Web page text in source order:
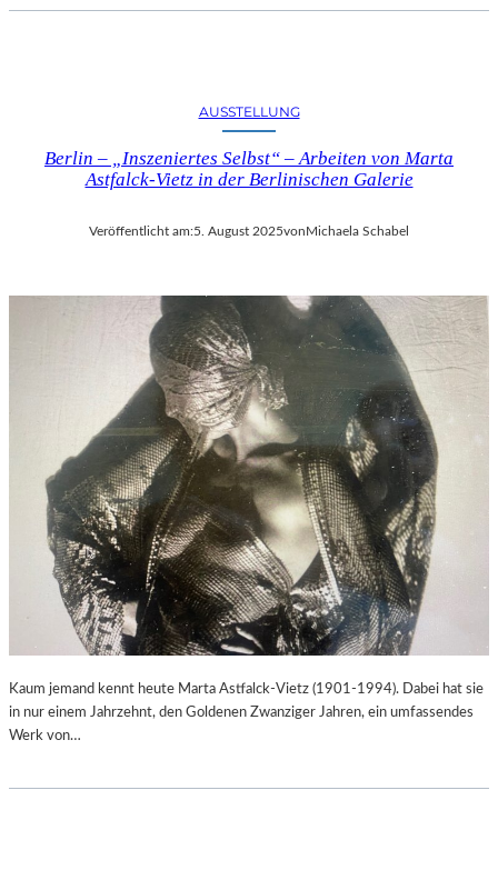
AUSSTELLUNG
Berlin – „Inszeniertes Selbst“ – Arbeiten von Marta
Astfalck-Vietz in der Berlinischen Galerie
Veröffentlicht am:5. August 2025vonMichaela Schabel
Kaum jemand kennt heute Marta Astfalck-Vietz (1901-1994). Dabei hat sie
in nur einem Jahrzehnt, den Goldenen Zwanziger Jahren, ein umfassendes
Werk von…